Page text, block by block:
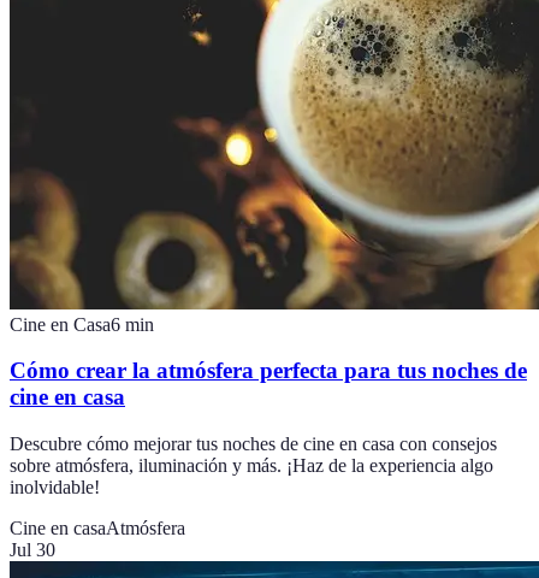
Cine en Casa6 min
Cómo crear la atmósfera perfecta para tus noches de
cine en casa
Descubre cómo mejorar tus noches de cine en casa con consejos
sobre atmósfera, iluminación y más. ¡Haz de la experiencia algo
inolvidable!
Cine en casaAtmósfera
Jul 30